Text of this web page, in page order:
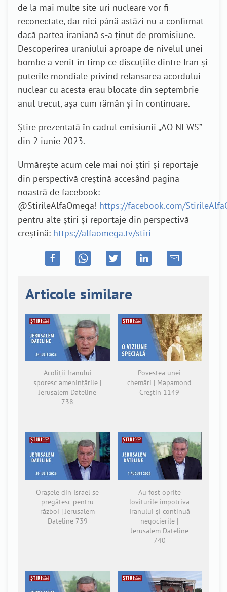
de la mai multe site-uri nucleare vor fi
reconectate, dar nici până astăzi nu a confirmat
dacă partea iraniană s-a ținut de promisiune.
Descoperirea uraniului aproape de nivelul unei
bombe a venit în timp ce discuțiile dintre Iran și
puterile mondiale privind relansarea acordului
nuclear cu acesta erau blocate din septembrie
anul trecut, așa cum rămân și în continuare.
Știre prezentată în cadrul emisiunii „AO NEWS”
din 2 iunie 2023.
Urmărește acum cele mai noi știri și reportaje
din perspectivă creștină accesând pagina
noastră de facebook:
@StirileAlfaOmega! https://facebook.com/
pentru alte știri și reportaje din perspectivă
creștină: https://alfaomega.tv/stiri
Articole similare
Acoliții Iranului
sporesc amenințările |
Jerusalem Dateline
738
Povestea unei
chemări | Mapamond
Creștin 1149
Orașele din Israel se
pregătesc pentru
război | Jerusalem
Dateline 739
Au fost oprite
loviturile împotriva
Iranului și continuă
negocierile |
Jerusalem Dateline
740